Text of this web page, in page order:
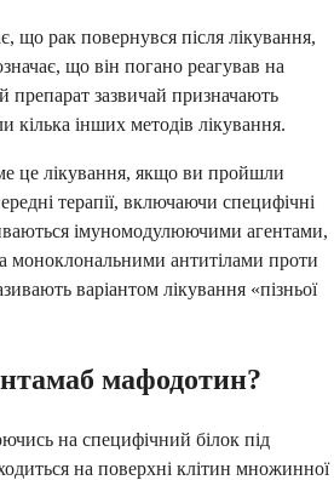
що рак повернувся після лікування,
що він погано реагував на
препарат зазвичай призначають
кілька інших методів лікування.
це лікування, якщо ви пройшли
терапії, включаючи специфічні
імуномодулюючими агентами,
моноклональними антитілами проти
варіантом лікування «пізньої
мафодотин?
на специфічний білок під
на поверхні клітин множинної